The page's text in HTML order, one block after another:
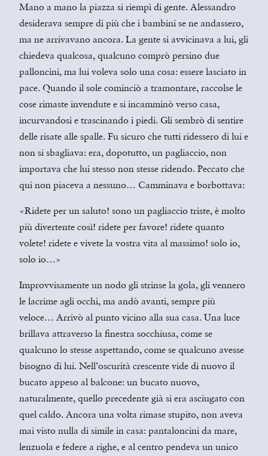
Mano a mano la piazza si riempì di gente. Alessandro
desiderava sempre di più che i bambini se ne andassero,
ma ne arrivavano ancora. La gente si avvicinava a lui, gli
chiedeva qualcosa, qualcuno comprò persino due
palloncini, ma lui voleva solo una cosa: essere lasciato in
pace. Quando il sole cominciò a tramontare, raccolse le
cose rimaste invendute e si incamminò verso casa,
incurvandosi e trascinando i piedi. Gli sembrò di sentire
delle risate alle spalle. Fu sicuro che tutti ridessero di lui e
non si sbagliava: era, dopotutto, un pagliaccio, non
importava che lui stesso non stesse ridendo. Peccato che
qui non piaceva a nessuno… Camminava e borbottava:
«Ridete per un saluto! sono un pagliaccio triste, è molto
più divertente così! ridete per favore! ridete quanto
volete! ridete e vivete la vostra vita al massimo! solo io,
solo io…»
Improvvisamente un nodo gli strinse la gola, gli vennero
le lacrime agli occhi, ma andò avanti, sempre più
veloce… Arrivò al punto vicino alla sua casa. Una luce
brillava attraverso la finestra socchiusa, come se
qualcuno lo stesse aspettando, come se qualcuno avesse
bisogno di lui. Nell’oscurità crescente vide di nuovo il
bucato appeso al balcone: un bucato nuovo,
naturalmente, quello precedente già si era asciugato con
quel caldo. Ancora una volta rimase stupito, non aveva
mai visto nulla di simile in casa: pantaloncini da mare,
lenzuola e federe a righe, e al centro pendeva un unico